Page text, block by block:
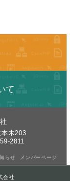
て
本木203
2811
らせ メンバーページ
会社